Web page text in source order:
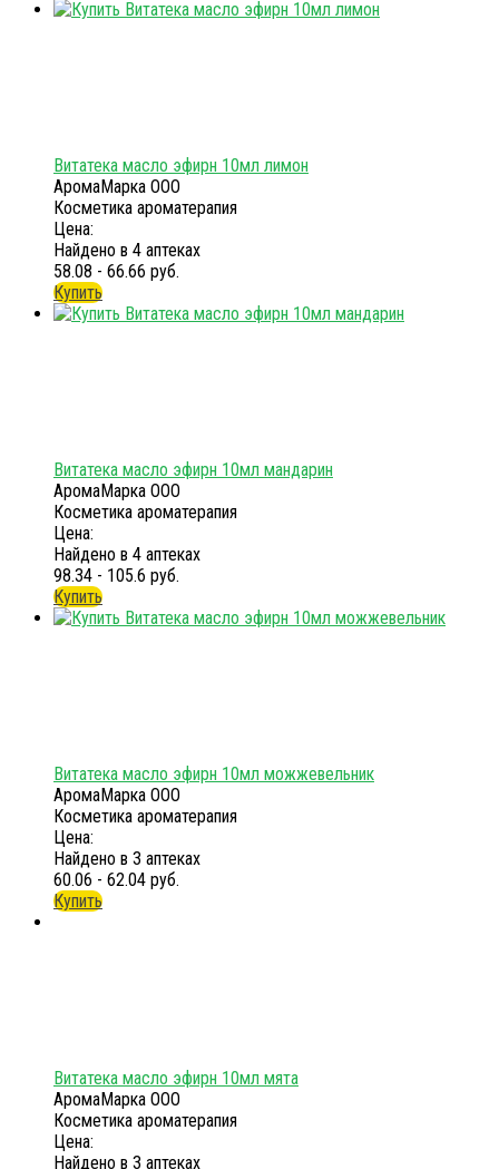
Витатека масло эфирн 10мл лимон
АромаМарка ООО
Косметика ароматерапия
Цена:
Найдено в 4 аптеках
58.08 - 66.66 руб.
Купить
Витатека масло эфирн 10мл мандарин
АромаМарка ООО
Косметика ароматерапия
Цена:
Найдено в 4 аптеках
98.34 - 105.6 руб.
Купить
Витатека масло эфирн 10мл можжевельник
АромаМарка ООО
Косметика ароматерапия
Цена:
Найдено в 3 аптеках
60.06 - 62.04 руб.
Купить
Витатека масло эфирн 10мл мята
АромаМарка ООО
Косметика ароматерапия
Цена:
Найдено в 3 аптеках